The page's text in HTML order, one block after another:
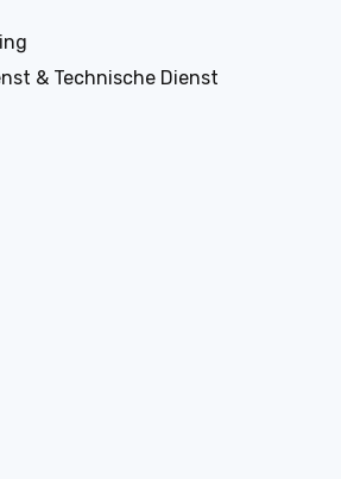
& Technische Dienst